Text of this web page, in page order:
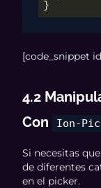
}
[code_snippet
4.2
Con
Ion-
Si necesitas
de diferentes
en el picker.